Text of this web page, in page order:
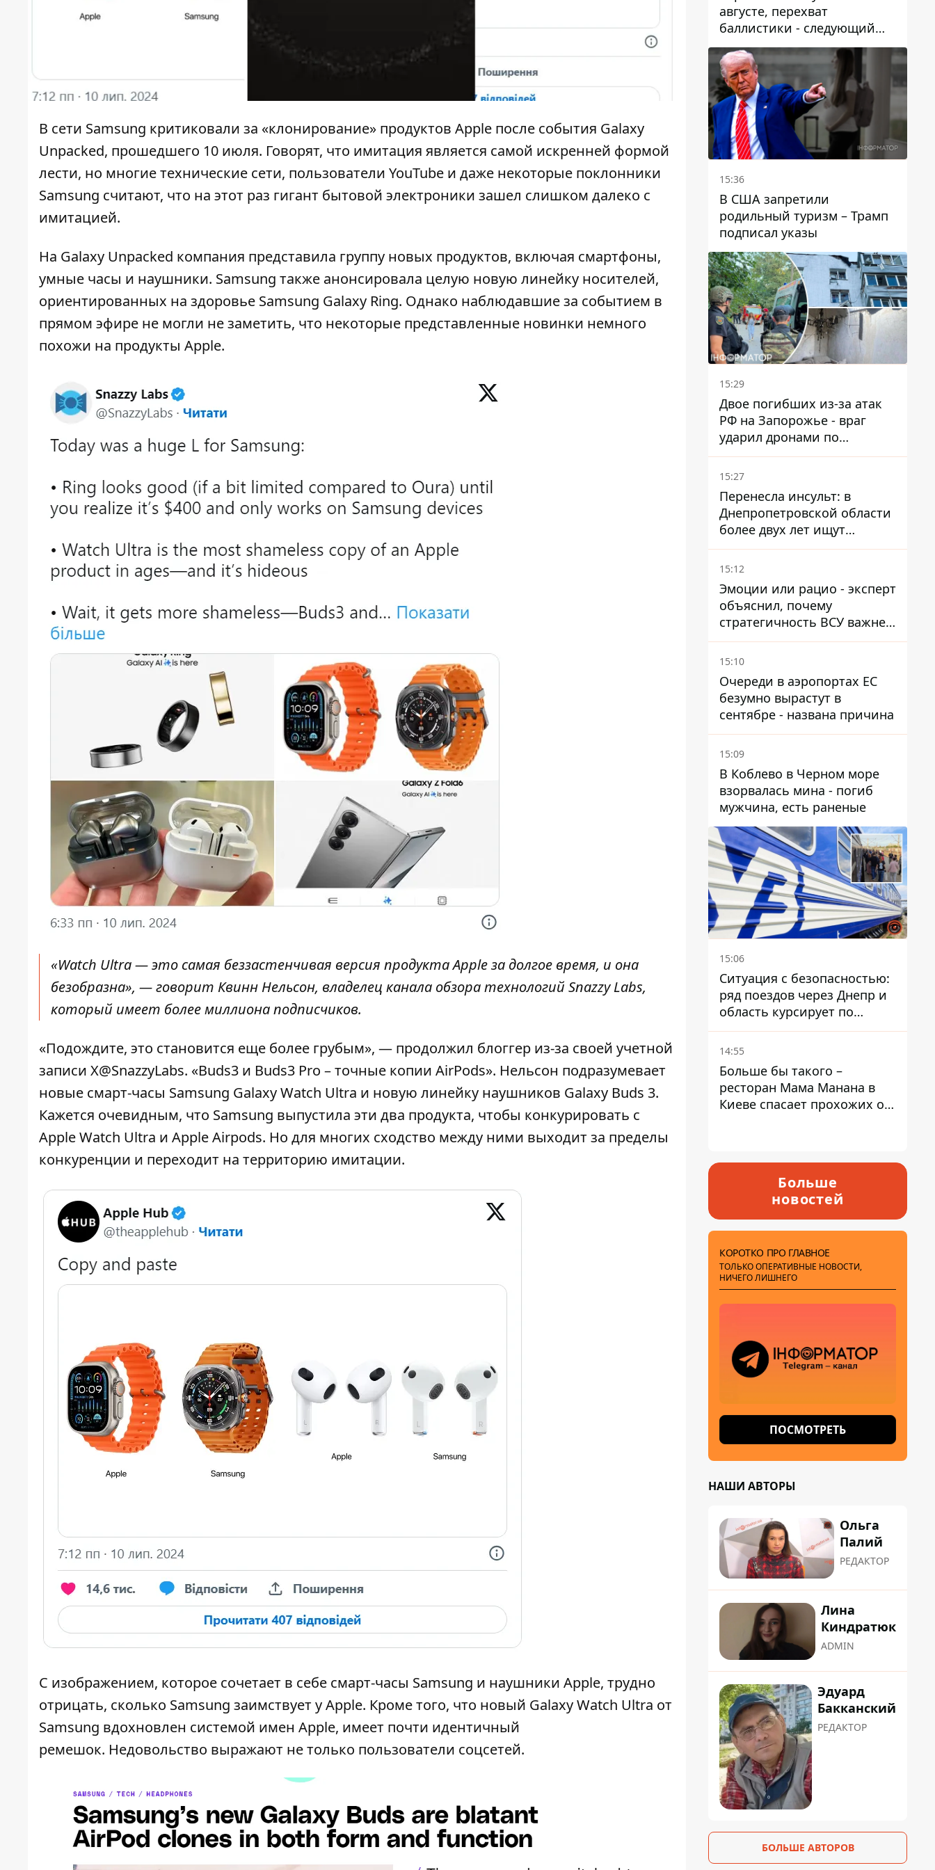
В сети Samsung критиковали за «клонирование» продуктов Apple после события Galaxy
Unpacked, прошедшего 10 июля. Говорят, что имитация является самой искренней формой
лести, но многие технические сети, пользователи YouTube и даже некоторые поклонники
Samsung считают, что на этот раз гигант бытовой электроники зашел слишком далеко с
имитацией.
На Galaxy Unpacked компания представила группу новых продуктов, включая смартфоны,
умные часы и наушники. Samsung также анонсировала целую новую линейку носителей,
ориентированных на здоровье Samsung Galaxy Ring. Однако наблюдавшие за событием в
прямом эфире не могли не заметить, что некоторые представленные новинки немного
похожи на продукты Apple.
«Watch Ultra — это самая беззастенчивая версия продукта Apple за долгое время, и она
безобразна», — говорит Квинн Нельсон, владелец канала обзора технологий Snazzy Labs,
который имеет более миллиона подписчиков.
«Подождите, это становится еще более грубым», — продолжил блоггер из-за своей учетной
записи X@SnazzyLabs. «Buds3 и Buds3 Pro – точные копии AirPods». Нельсон подразумевает
новые смарт-часы Samsung Galaxy Watch Ultra и новую линейку наушников Galaxy Buds 3.
Кажется очевидным, что Samsung выпустила эти два продукта, чтобы конкурировать с
Apple Watch Ultra и Apple Airpods. Но для многих сходство между ними выходит за пределы
конкуренции и переходит на территорию имитации.
С изображением, которое сочетает в себе смарт-часы Samsung и наушники Apple, трудно
отрицать, сколько Samsung заимствует у Apple. Кроме того, что новый Galaxy Watch Ultra от
Samsung вдохновлен системой имен Apple, имеет почти идентичный
ремешок. Недовольство выражают не только пользователи соцсетей.
августе, перехват
баллистики - следующий
этап - Fire Point
конкретизировало планы
15:36
В США запретили
родильный туризм – Трамп
подписал указы
15:29
Двое погибших из-за атак
РФ на Запорожье - враг
ударил дронами по
автомобилю и поселку
15:27
Перенесла инсульт: в
Днепропетровской области
более двух лет ищут
пропавшую женщину
15:12
Эмоции или рацио - эксперт
объяснил, почему
стратегичность ВСУ важнее
эмоциональных атак РФ
15:10
Очереди в аэропортах ЕС
безумно вырастут в
сентябре - названа причина
15:09
В Коблево в Черном море
взорвалась мина - погиб
мужчина, есть раненые
15:06
Ситуация с безопасностью:
ряд поездов через Днепр и
область курсирует по
измененному маршруту, а
часть пути заменили
14:55
Больше бы такого –
ресторан Мама Манана в
Киеве спасает прохожих от
Больше
новостей
КОРОТКО ПРО ГЛАВНОЕ
ТОЛЬКО ОПЕРАТИВНЫЕ НОВОСТИ,
НИЧЕГО ЛИШНЕГО
ПОСМОТРЕТЬ
НАШИ АВТОРЫ
Ольга
Палий
РЕДАКТОР
Лина
Киндратюк
ADMIN
Эдуард
Бакканский
РЕДАКТОР
БОЛЬШЕ АВТОРОВ